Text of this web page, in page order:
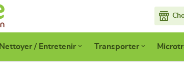
Nettoyer / Entretenir Transporter